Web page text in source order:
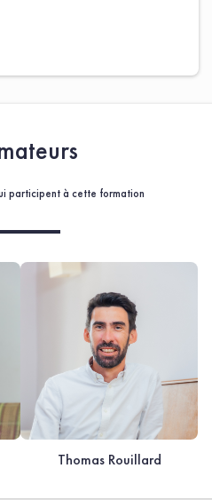
participent à cette formation
Thomas Rouillard